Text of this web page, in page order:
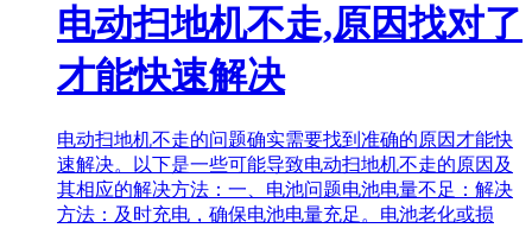
电动扫地机不走,原因找对了
才能快速解决
电动扫地机不走的问题确实需要找到准确的原因才能快
速解决。以下是一些可能导致电动扫地机不走的原因及
其相应的解决方法：一、电池问题电池电量不足：解决
方法：及时充电，确保电池电量充足。电池老化或损